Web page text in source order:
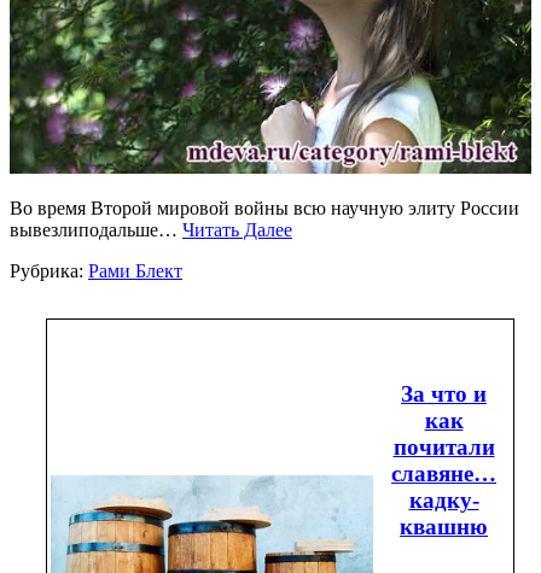
Во время Второй мировой войны всю научную элиту России
вывезлиподальше… Читать Далее
Рубрика: Рами Блект
За что и
как
почитали
славяне…
кадку-
квашню